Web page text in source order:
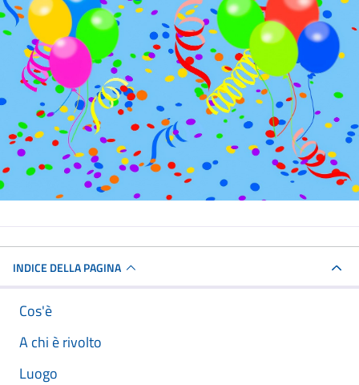
INDICE DELLA PAGINA
Cos'è
A chi è rivolto
Luogo